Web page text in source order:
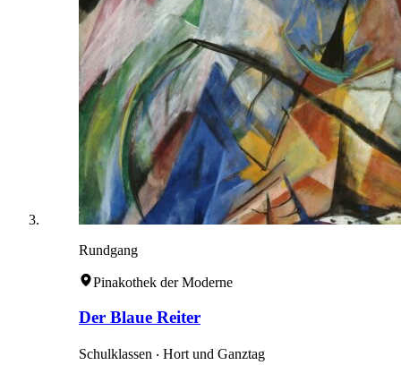
Rundgang
Pinakothek der Moderne
Der Blaue Reiter
Schulklassen ‧ Hort und Ganztag